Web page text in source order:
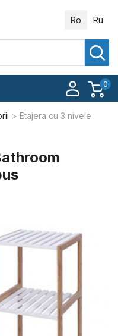
Ro Ru
0
Etajera cu 3 nivele